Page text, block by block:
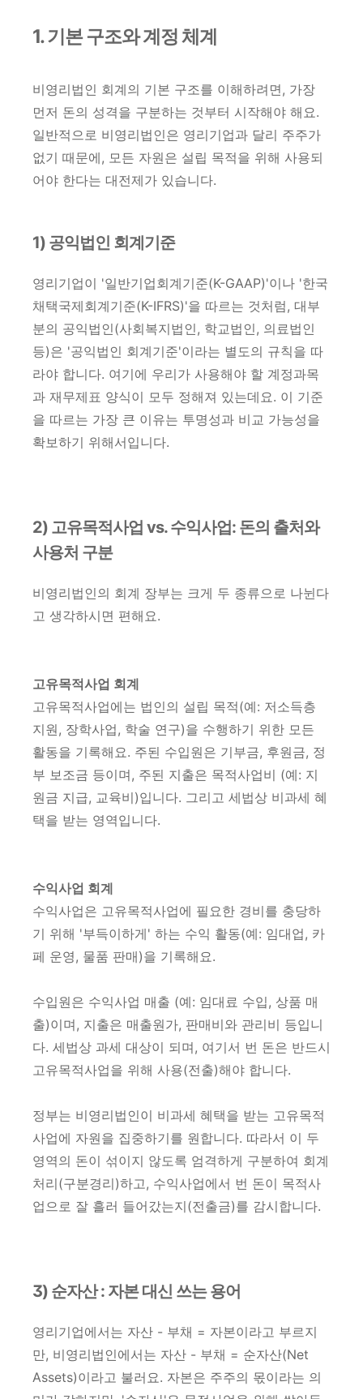
1. 기본 구조와 계정 체계
비영리법인 회계의 기본 구조를 이해하려면, 가장
먼저 돈의 성격을 구분하는 것부터 시작해야 해요.
일반적으로 비영리법인은 영리기업과 달리 주주가
없기 때문에, 모든 자원은 설립 목적을 위해 사용되
어야 한다는 대전제가 있습니다.
1) 공익법인 회계기준
영리기업이 '일반기업회계기준(K-GAAP)'이나 '한국
채택국제회계기준(K-IFRS)'을 따르는 것처럼, 대부
분의 공익법인(사회복지법인, 학교법인, 의료법인
등)은 '공익법인 회계기준'이라는 별도의 규칙을 따
라야 합니다. 여기에 우리가 사용해야 할 계정과목
과 재무제표 양식이 모두 정해져 있는데요. 이 기준
을 따르는 가장 큰 이유는 투명성과 비교 가능성을
확보하기 위해서입니다.
2) 고유목적사업 vs. 수익사업: 돈의 출처와
사용처 구분
비영리법인의 회계 장부는 크게 두 종류으로 나뉜다
고 생각하시면 편해요.
고유목적사업 회계
고유목적사업에는 법인의 설립 목적(예: 저소득층
지원, 장학사업, 학술 연구)을 수행하기 위한 모든
활동을 기록해요. 주된 수입원은 기부금, 후원금, 정
부 보조금 등이며, 주된 지출은 목적사업비 (예: 지
원금 지급, 교육비)입니다. 그리고 세법상 비과세 혜
택을 받는 영역입니다.
수익사업 회계
수익사업은 고유목적사업에 필요한 경비를 충당하
기 위해 '부득이하게' 하는 수익 활동(예: 임대업, 카
페 운영, 물품 판매)을 기록해요.
수입원은 수익사업 매출 (예: 임대료 수입, 상품 매
출)이며, 지출은 매출원가, 판매비와 관리비 등입니
다. 세법상 과세 대상이 되며, 여기서 번 돈은 반드시
고유목적사업을 위해 사용(전출)해야 합니다.
정부는 비영리법인이 비과세 혜택을 받는 고유목적
사업에 자원을 집중하기를 원합니다. 따라서 이 두
영역의 돈이 섞이지 않도록 엄격하게 구분하여 회계
처리(구분경리)하고, 수익사업에서 번 돈이 목적사
업으로 잘 흘러 들어갔는지(전출금)를 감시합니다.
3) 순자산 : 자본 대신 쓰는 용어
영리기업에서는 자산 - 부채 = 자본이라고 부르지
만, 비영리법인에서는 자산 - 부채 = 순자산(Net
Assets)이라고 불러요. 자본은 주주의 몫이라는 의